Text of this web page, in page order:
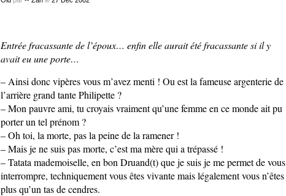
Entrée fracassante de l’époux… enfin elle aurait été fracassante si il y
avait eu une porte…
– Ainsi donc vipères vous m’avez menti ! Ou est la fameuse argenterie de
l’arrière grand tante Philipette ?
– Mon pauvre ami, tu croyais vraiment qu’une femme en ce monde ait pu
porter un tel prénom ?
– Oh toi, la morte, pas la peine de la ramener !
– Mais je ne suis pas morte, c’est ma mère qui a trépassé !
– Tatata mademoiselle, en bon Druand(t) que je suis je me permet de vous
interrompre, techniquement vous êtes vivante mais légalement vous n’êtes
plus qu’un tas de cendres.